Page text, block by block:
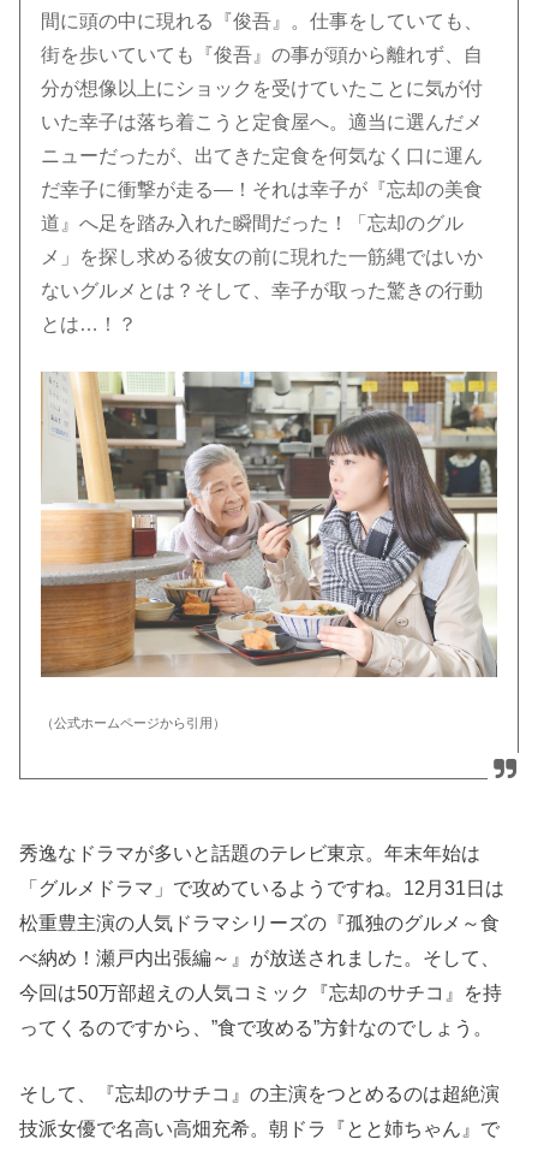
間に頭の中に現れる『俊吾』。仕事をしていても、
街を歩いていても『俊吾』の事が頭から離れず、自
分が想像以上にショックを受けていたことに気が付
いた幸子は落ち着こうと定食屋へ。適当に選んだメ
ニューだったが、出てきた定食を何気なく口に運ん
だ幸子に衝撃が走る―！それは幸子が『忘却の美食
道』へ足を踏み入れた瞬間だった！「忘却のグル
メ」を探し求める彼女の前に現れた一筋縄ではいか
ないグルメとは？そして、幸子が取った驚きの行動
とは…！？
（公式ホームページから引用）
秀逸なドラマが多いと話題のテレビ東京。年末年始は
「グルメドラマ」で攻めているようですね。12月31日は
松重豊主演の人気ドラマシリーズの『孤独のグルメ～食
べ納め！瀬戸内出張編～』が放送されました。そして、
今回は50万部超えの人気コミック『忘却のサチコ』を持
ってくるのですから、”食で攻める”方針なのでしょう。
そして、『忘却のサチコ』の主演をつとめるのは超絶演
技派女優で名高い高畑充希。朝ドラ『とと姉ちゃん』で